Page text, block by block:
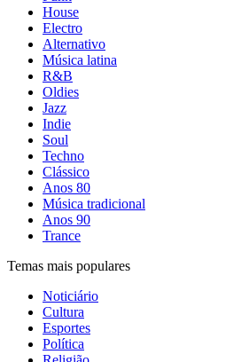
House
Electro
Alternativo
Música latina
R&B
Oldies
Jazz
Indie
Soul
Techno
Clássico
Anos 80
Música tradicional
Anos 90
Trance
Temas mais populares
Noticiário
Cultura
Esportes
Política